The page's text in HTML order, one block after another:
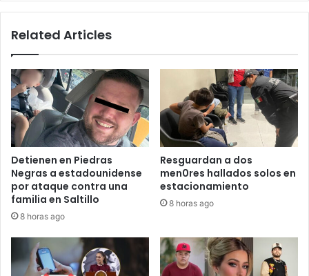
Related Articles
Detienen en Piedras
Negras a estadounidense
por ataque contra una
familia en Saltillo
8 horas ago
Resguardan a dos
men0res hallados solos en
estacionamiento
8 horas ago